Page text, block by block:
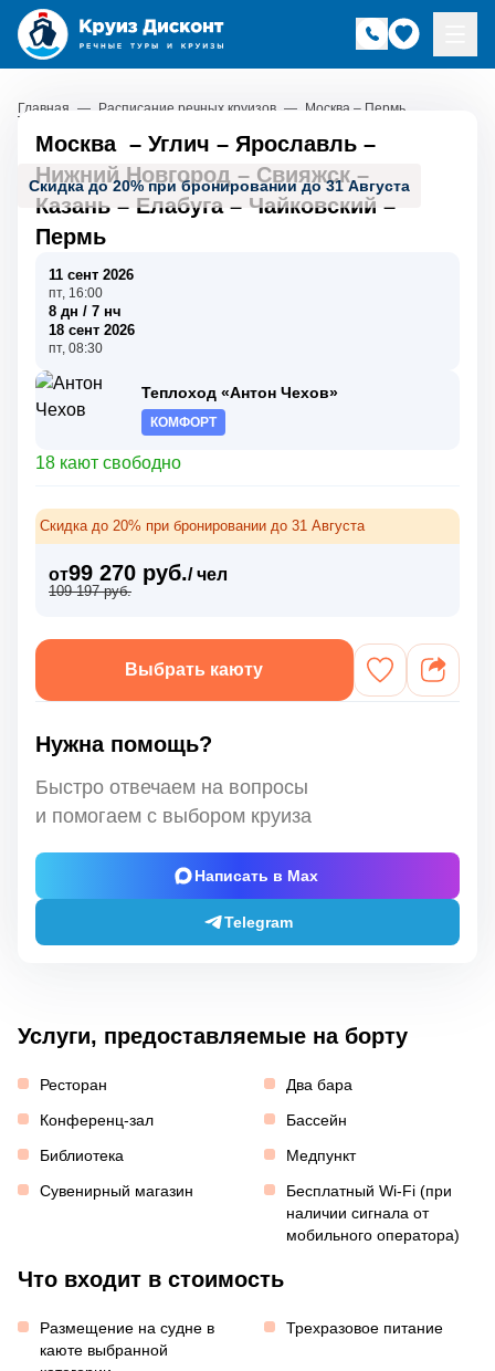
Главная — Расписание речных круизов — Москва – Пермь
Скидка до 20% при бронировании до 31 Августа
Москва – Углич – Ярославль –
Нижний Новгород – Свияжск–
Казань – Елабуга– Чайковский –
Пермь
11 сент 2026
пт, 16:00
8 дн / 7 нч
18 сент 2026
пт, 08:30
Теплоход «Антон Чехов»
КОМФОРТ
18 кают свободно
Скидка до 20% при бронировании до 31 Августа
от99 270 руб./ чел
109 197 руб.
Выбрать каюту
Нужна помощь?
Быстро отвечаем на вопросы
и помогаем с выбором круиза
Написать в Max
Telegram
Услуги, предоставляемые на борту
Ресторан
Два бара
Конференц-зал
Бассейн
Библиотека
Медпункт
Сувенирный магазин
Бесплатный Wi-Fi (при
наличии сигнала от
мобильного оператора)
Что входит в стоимость
Размещение на судне в
каюте выбранной
Трехразовое питание